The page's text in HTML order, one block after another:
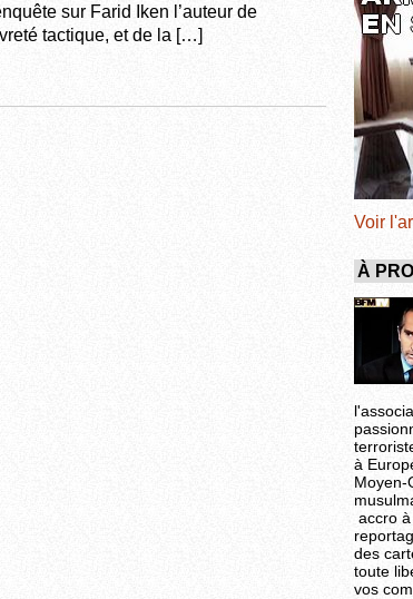
sur Farid Iken l’auteur de
tactique, et de la […]
Voir
À
à
Moyen-
accro
des
toute
vos